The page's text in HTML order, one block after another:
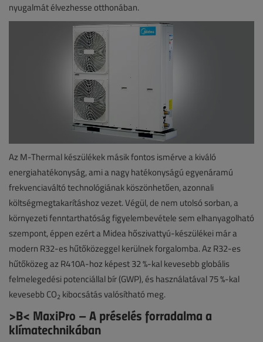
nyugalmát élvezhesse otthonában.
Az M-Thermal készülékek másik fontos ismérve a kiváló
energiahatékonyság, ami a nagy hatékonyságú egyenáramú
frekvenciaváltó technológiának köszönhetően, azonnali
költségmegtakarításhoz vezet. Végül, de nem utolsó sorban, a
környezeti fenntarthatóság figyelembevétele sem elhanyagolható
szempont, éppen ezért a Midea hőszivattyú-készülékei már a
modern R32-es hűtőközeggel kerülnek forgalomba. Az R32-es
hűtőközeg az R410A-hoz képest 32 %-kal kevesebb globális
felmelegedési potenciállal bír (GWP), és használatával 75 %-kal
kevesebb CO2 kibocsátás valósítható meg.
>B< MaxiPro – A préselés forradalma a
klímatechnikában